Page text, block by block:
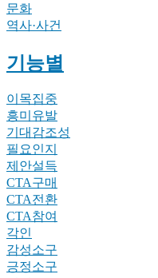
문화
역사·사건
기능별
이목집중
흥미유발
기대감조성
필요인지
제안설득
CTA구매
CTA전환
CTA참여
각인
감성소구
긍정소구